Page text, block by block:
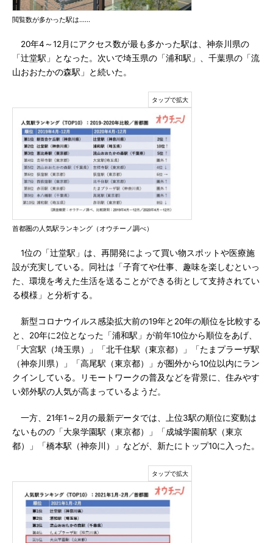
閲覧数が多かった駅は……
20年4～12月にアクセス数が最も多かった駅は、神奈川県の
「辻堂駅」となった。次いで埼玉県の「浦和駅」、千葉県の「流
山おおたかの森駅」と続いた。
首都圏の人気駅ランキング（オウチーノ調べ）
1位の「辻堂駅」は、再開発によって買い物スポットや医療施
設が充実している。同社は「子育てや仕事、趣味を楽しむといっ
た、環境を考えた生活を送ることができる街として支持されてい
る模様」と分析する。
新型コロナウイルス感染拡大前の19年と20年の順位を比較する
と、20年に2位となった「浦和駅」が前年10位から順位をあげ、
「大宮駅（埼玉県）」「北千住駅（東京都）」「たまプラーザ駅
（神奈川県）」「高尾駅（東京都）」が圏外から10位以内にラン
クインしている。リモートワークの普及などを背景に、住みやす
い郊外駅の人気が高まっているようだ。
一方、21年1～2月の最新データでは、上位3駅の順位に変動は
ないものの「大泉学園駅（東京都）」「成城学園前駅（東京
都）」「橋本駅（神奈川）」などが、新たにトップ10に入った。